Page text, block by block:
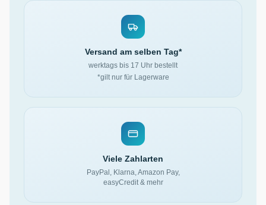
Versand am selben Tag*
werktags bis 17 Uhr bestellt
*gilt nur für Lagerware
Viele Zahlarten
PayPal, Klarna, Amazon Pay,
easyCredit & mehr